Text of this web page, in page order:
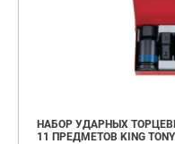
НАБОР УДАРНЫХ
11 ПРЕДМЕТОВ KING